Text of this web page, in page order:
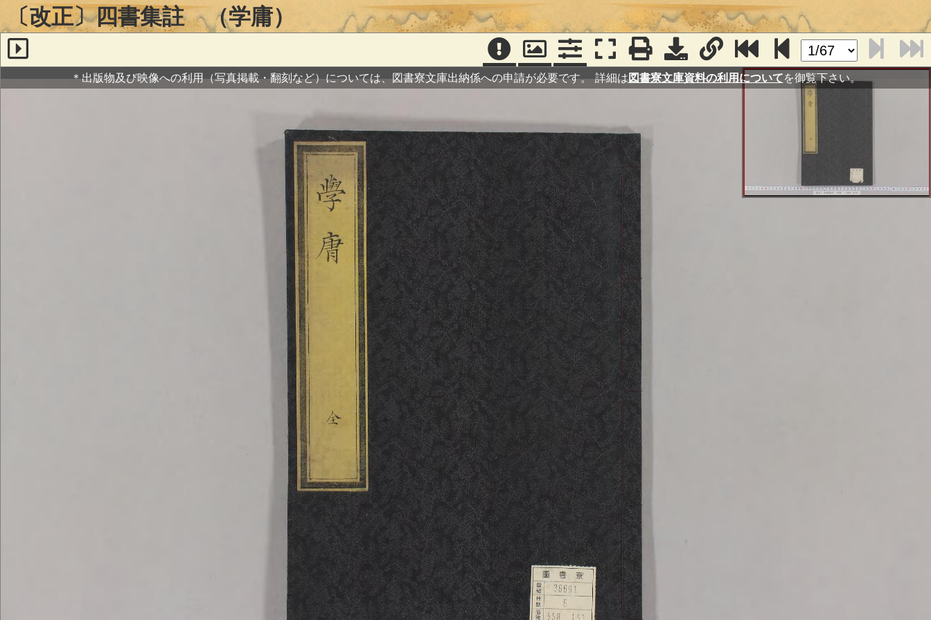
〔改正〕四書集註 （学庸）
＊出版物及び映像への利用（写真掲載・翻刻など）については、図書寮文庫出納係への申請が必要です。詳細は図書寮文庫資料の利用についてを御覧下さい。